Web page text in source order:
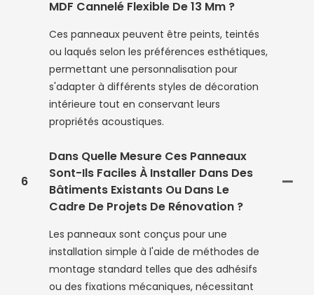
MDF Cannelé Flexible De 13 Mm ?
Ces panneaux peuvent être peints, teintés
ou laqués selon les préférences esthétiques,
permettant une personnalisation pour
s'adapter à différents styles de décoration
intérieure tout en conservant leurs
propriétés acoustiques.
6
Dans Quelle Mesure Ces Panneaux
Sont-Ils Faciles À Installer Dans Des
Bâtiments Existants Ou Dans Le
Cadre De Projets De Rénovation ?
Les panneaux sont conçus pour une
installation simple à l'aide de méthodes de
montage standard telles que des adhésifs
ou des fixations mécaniques, nécessitant